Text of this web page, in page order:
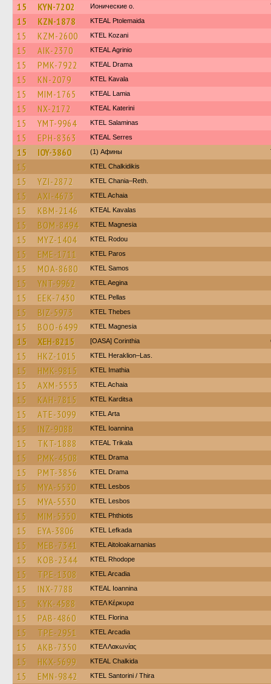
15 KYN-7202 Ионические о.
15 KZN-1878 KTEAL Ptolemaida
15 KZM-2600 ΚΤΕL Kozani
15 AIK-2370 KTEAL Agrinio
15 PMK-7922 KTEAL Drama
15 KN-2079 KTEL Kavala
15 MIM-1765 KTEAL Lamia
15 NX-2172 KTEAL Katerini
15 YMT-9964 KTEL Salaminas
15 EPH-8363 KTEAL Serres
15 IOY-3860 (1) Афины
15 ΚΤΕL Chalkidikis
15 YZI-2872 KTEL Chania–Reth.
15 AXI-4673 KTEL Achaia
15 KBM-2146 KTEAL Kavalas
15 BOM-8494 ΚΤΕL Magnesia
15 MYZ-1404 ΚΤΕL Rodou
15 EME-1711 KTEL Paros
15 MOA-8680 KTEL Samos
15 YNT-9962 KTEL Aegina
15 EEK-7430 KTEL Pellas
15 BIZ-5973 KTEL Thebes
15 BOO-6499 ΚΤΕL Magnesia
15 XEH-8215 [OASA] Corinthia
15 HKZ-1015 KTEL Heraklion–Las.
15 HMK-9815 KTEL Imathia
15 AXM-5553 KTEL Achaia
15 KAH-7815 ΚΤΕL Karditsa
15 ATE-3099 KTEL Arta
15 INZ-9088 KTEL Ioannina
15 TKT-1888 KTEAL Trikala
15 PMK-4508 KTEL Drama
15 PMT-3856 KTEL Drama
15 MYA-5530 KTEL Lesbos
15 MYA-5530 KTEL Lesbos
15 MIM-5350 ΚΤΕL Phthiotis
15 EYA-3806 KTEL Lefkada
15 MEB-7341 KTEL Aitoloakarnanias
15 KOB-2344 KTEL Rhodope
15 TPE-1308 KTEL Arcadia
15 INX-7788 KTEAL Ioannina
15 KYK-4588 ΚΤΕΛ Κέρκυρα
15 PAB-4860 KTEL Florina
15 TPE-2951 KTEL Arcadia
15 AKB-7350 ΚΤΕΛ Λακωνίας
15 HKX-5699 KTEAL Chalkida
15 EMN-9842 KTEL Santorini / Thira